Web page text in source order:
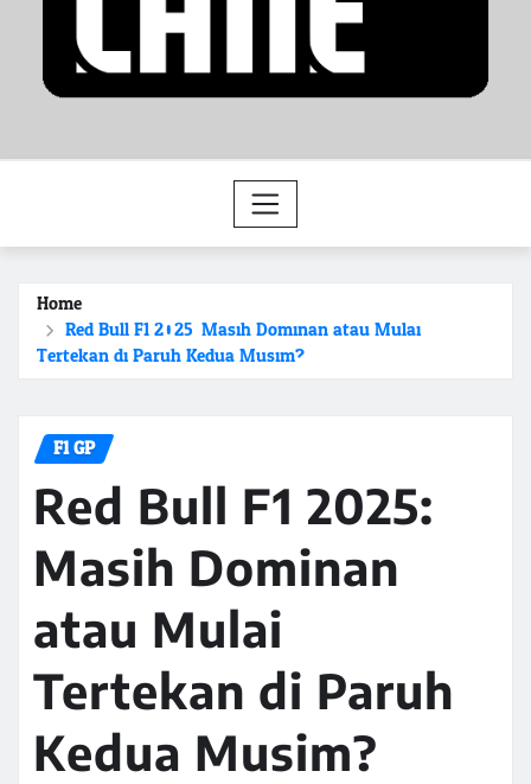
Home
Red Bull F1 2025: Masih Dominan atau Mulai
Tertekan di Paruh Kedua Musim?
F1 GP
Red Bull F1 2025:
Masih Dominan
atau Mulai
Tertekan di Paruh
Kedua Musim?